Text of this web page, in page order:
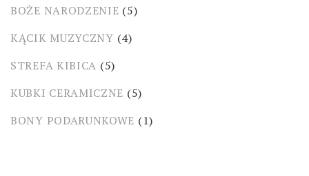
BOŻE NARODZENIE (5)
KĄCIK MUZYCZNY (4)
STREFA KIBICA (5)
KUBKI CERAMICZNE (5)
BONY PODARUNKOWE (1)